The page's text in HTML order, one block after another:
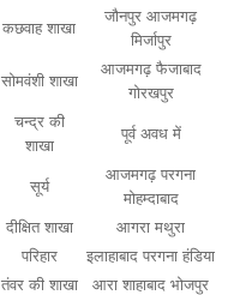
कछवाह शाखा
जौनपुर आजमगढ़
मिर्जापुर
सोमवंशी शाखा
आजमगढ़ फैजाबाद
गोरखपुर
चन्द्र की
शाखा
पूर्व अवध में
सूर्य
आजमगढ़ परगना
मोहम्दाबाद
दीक्षित शाखा
आगरा मथुरा
परिहार
इलाहाबाद परगना हंडिया
तंवर की शाखा
आरा शाहाबाद भोजपुर